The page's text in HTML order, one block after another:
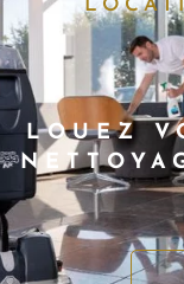
LOUEZ